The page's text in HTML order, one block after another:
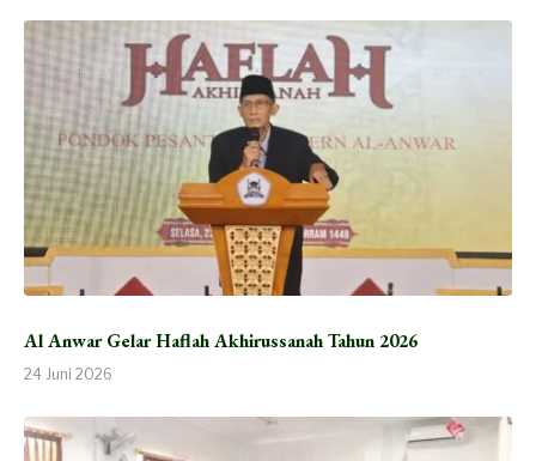
Al Anwar Gelar Haflah Akhirussanah Tahun 2026
24 Juni 2026